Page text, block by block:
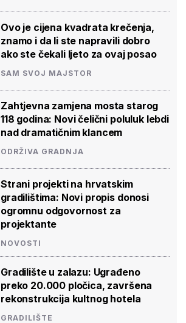
Ovo je cijena kvadrata krečenja,
znamo i da li ste napravili dobro
ako ste čekali ljeto za ovaj posao
SAM SVOJ MAJSTOR
Zahtjevna zamjena mosta starog
118 godina: Novi čelični poluluk lebdi
nad dramatičnim klancem
ODRŽIVA GRADNJA
Strani projekti na hrvatskim
gradilištima: Novi propis donosi
ogromnu odgovornost za
projektante
NOVOSTI
Gradilište u zalazu: Ugrađeno
preko 20.000 pločica, završena
rekonstrukcija kultnog hotela
GRADILIŠTE